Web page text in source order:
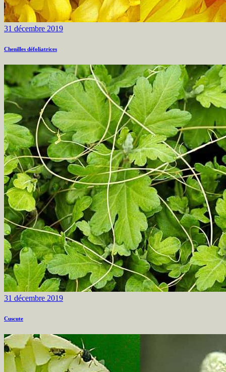
31 décembre 2019
Chenilles défoliatrices
31 décembre 2019
Cuscute